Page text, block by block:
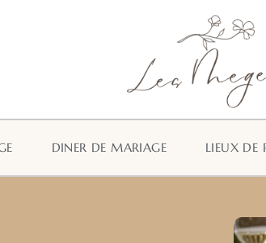
DINER DE MARIAGE LIEUX DE